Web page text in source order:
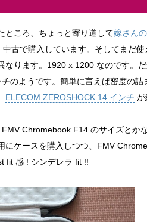
ところ、ちょっと寄り道して嫁さん
古で購入しています。そしてまだ
ります。1920 x 1200 なのです。
のようです。簡単に言えば密度の
ELECOM ZEROSHOCK 14 インチ が
Chromebook F14 のサイズとか
にケースを購入しつつ、FMV
fit 感 ! シンデレラ fit !!